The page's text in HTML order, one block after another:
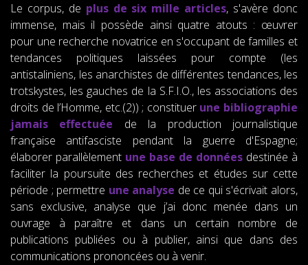
Le corpus, de plus de six mille articles, s'avère donc
immense, mais il possède ainsi quatre atouts : œuvrer
pour une recherche novatrice en s'occupant de familles et
tendances politiques laissées pour compte (les
antistaliniens, les anarchistes de différentes tendances, les
trotskystes, les gauches de la S.F.I.O., les associations des
droits de l’Homme, etc.(2)) ; constituer une bibliographie
jamais effectuée de la production journalistique
française antifasciste pendant la guerre d'Espagne;
élaborer parallèlement une base de données destinée à
faciliter la poursuite des recherches et études sur cette
période ; permettre une analyse de ce qui s'écrivait alors,
sans exclusive, analyse que j’ai donc menée dans un
ouvrage à paraître et dans un certain nombre de
publications publiées ou à publier, ainsi que dans des
communications prononcées ou à venir.